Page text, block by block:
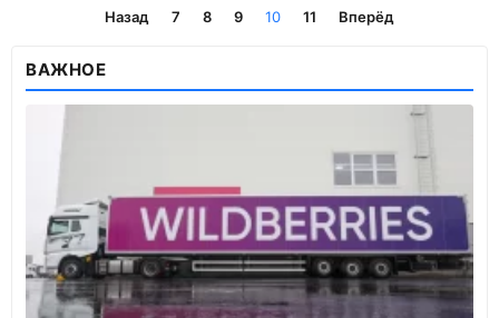
Назад 7 8 9 10 11 Вперёд
ВАЖНОЕ